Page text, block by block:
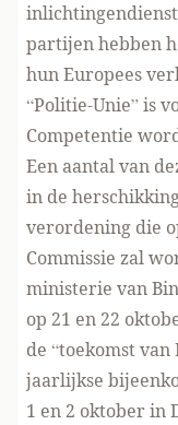
partijen hebben
hunEuropees
“Politie-Unie”is
Competentie
Een aantal van
in de
verordening die
Commissie zal
ministerie van
op 21 en 22
de “toekomst
jaarlijkse
1 en 2 oktober in